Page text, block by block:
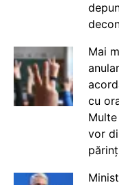
Mai
cu
vor